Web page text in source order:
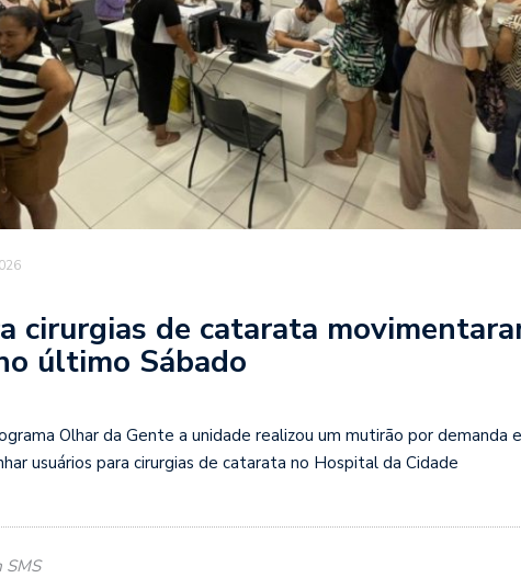
cirurgias de catarata
último Sábado
Olhar da Gente a unidade realizou um mutirão por demanda
usuários para cirurgias de catarata no Hospital da Cidade
SMS